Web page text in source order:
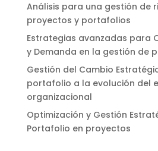
Análisis para una gestión de
proyectos y portafolios
Estrategias avanzadas para
y Demanda en la gestión de
Gestión del Cambio
portafolio a la evolución del
organizacional
Optimización y Gestión
Portafolio en proyectos